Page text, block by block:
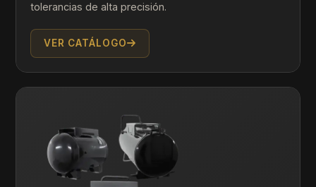
tolerancias de alta precisión.
VER CATÁLOGO